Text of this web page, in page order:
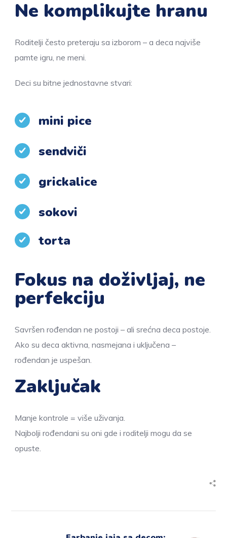
Ne komplikujte hranu
Roditelji često preteraju sa izborom – a deca najviše
pamte igru, ne meni.
Deci su bitne jednostavne stvari:
mini pice
sendviči
grickalice
sokovi
torta
Fokus na doživljaj, ne
perfekciju
Savršen rođendan ne postoji – ali srećna deca postoje.
Ako su deca aktivna, nasmejana i uključena –
rođendan je uspešan.
Zaključak
Manje kontrole = više uživanja.
Najbolji rođendani su oni gde i roditelji mogu da se
opuste.